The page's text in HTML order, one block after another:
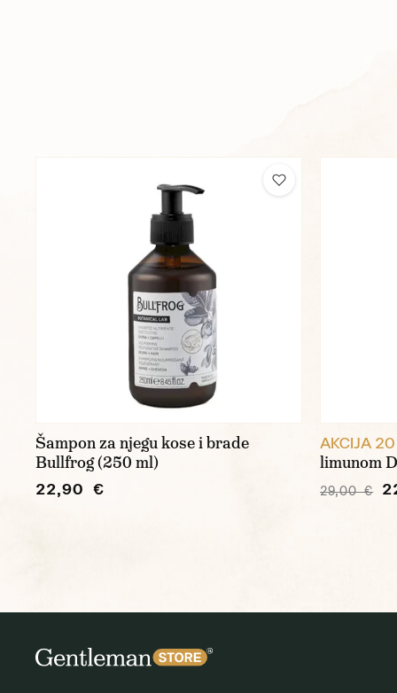
Šampon za njegu kose i brade
Bullfrog (250 ml)
22,90 €
AKCIJA 20
limunom
29,00 €